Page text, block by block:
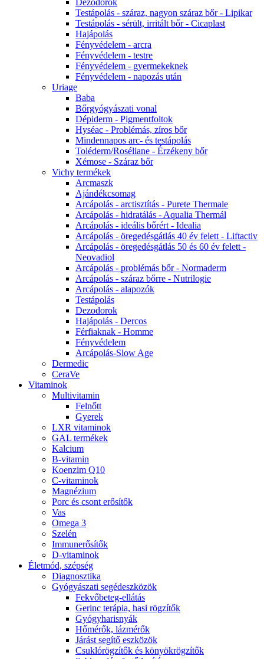
Dezodorok
Testápolás - száraz, nagyon száraz bőr - Lipikar
Testápolás - sérült, irritált bőr - Cicaplast
Hajápolás
Fényvédelem - arcra
Fényvédelem - testre
Fényvédelem - gyermekeknek
Fényvédelem - napozás után
Uriage
Baba
Bőrgyógyászati vonal
Dépiderm - Pigmentfoltok
Hyséac - Problémás, zíros bőr
Mindennapos arc- és testápolás
Toléderm/Roséliane - Érzékeny bőr
Xémose - Száraz bőr
Vichy termékek
Arcmaszk
Ajándékcsomag
Arcápolás - arctisztítás - Purete Thermale
Arcápolás - hidratálás - Aqualia Thermál
Arcápolás - ideális bőrért - Idealia
Arcápolás - öregedésgátlás 40 év felett - Liftactiv
Arcápolás - öregedésgátlás 50 és 60 év felett -
Neovadiol
Arcápolás - problémás bőr - Normaderm
Arcápolás - száraz bőrre - Nutrilogie
Arcápolás - alapozók
Testápolás
Dezodorok
Hajápolás - Dercos
Férfiaknak - Homme
Fényvédelem
Arcápolás-Slow Age
Dermedic
CeraVe
Vitaminok
Multivitamin
Felnőtt
Gyerek
LXR vitaminok
GAL termékek
Kalcium
B-vitamin
Koenzim Q10
C-vitaminok
Magnézium
Porc és csont erősítők
Vas
Omega 3
Szelén
Immunerősítők
D-vitaminok
Életmód, szépség
Diagnosztika
Gyógyászati segédeszközök
Fekvőbeteg-ellátás
Gerinc terápia, hasi rögzítők
Gyógyharisnyák
Hőmérők, lázmérők
Járást segítő eszközök
Csuklórögzítők és könyökrögzítők